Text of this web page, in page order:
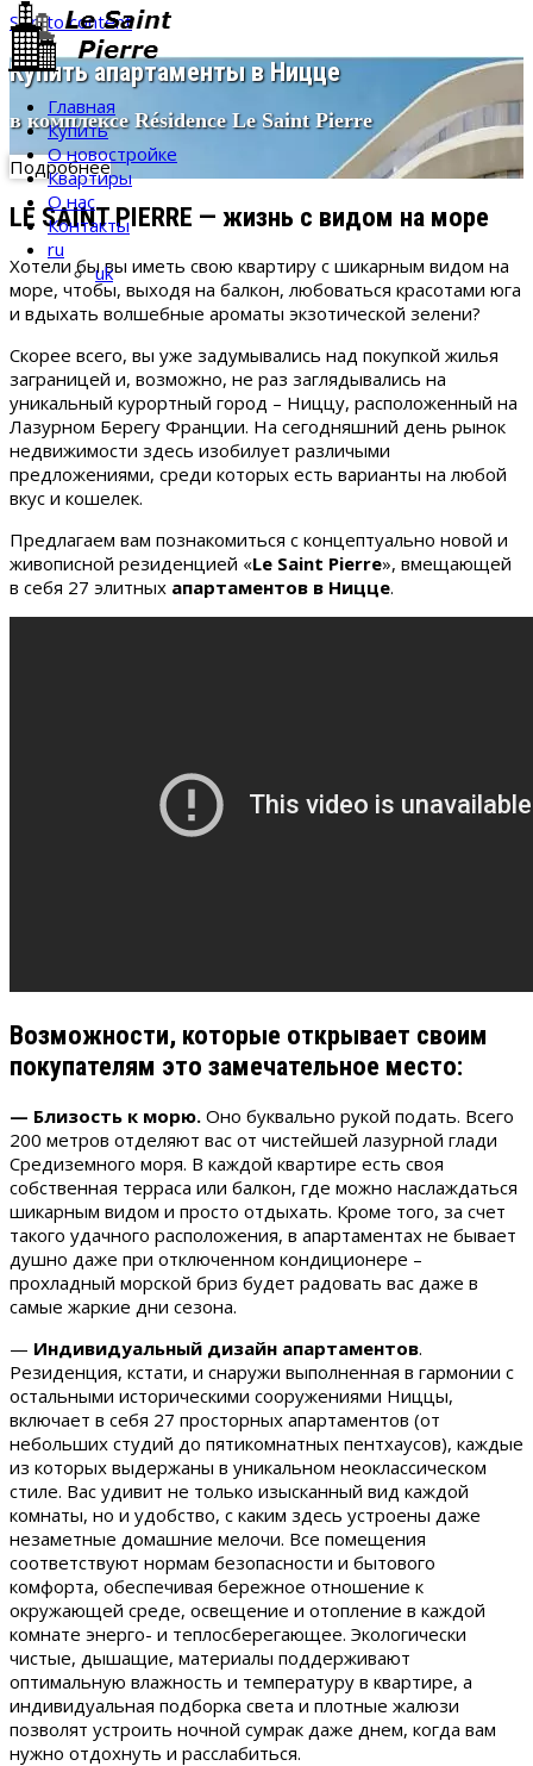
Skip to content
Главная
Купить
О новостройке
Квартиры
О нас
Контакты
ru
uk
Купить апартаменты в Ницце
в комплексе Résidence Le Saint Pierre
Подробнее
LE SAINT PIERRE — жизнь с видом на море
Хотели бы вы иметь свою квартиру с шикарным видом на
море, чтобы, выходя на балкон, любоваться красотами юга
и вдыхать волшебные ароматы экзотической зелени?
Скорее всего, вы уже задумывались над покупкой жилья
заграницей и, возможно, не раз заглядывались на
уникальный курортный город – Ниццу, расположенный на
Лазурном Берегу Франции. На сегодняшний день рынок
недвижимости здесь изобилует различыми
предложениями, среди которых есть варианты на любой
вкус и кошелек.
Предлагаем вам познакомиться с концептуально новой и
живописной резиденцией «Le Saint Pierre», вмещающей
в себя 27 элитных апартаментов в Ницце.
Возможности, которые открывает своим
покупателям это замечательное место:
— Близость к морю. Оно буквально рукой подать. Всего
200 метров отделяют вас от чистейшей лазурной глади
Средиземного моря. В каждой квартире есть своя
собственная терраса или балкон, где можно наслаждаться
шикарным видом и просто отдыхать. Кроме того, за счет
такого удачного расположения, в апартаментах не бывает
душно даже при отключенном кондиционере –
прохладный морской бриз будет радовать вас даже в
самые жаркие дни сезона.
— Индивидуальный дизайн апартаментов.
Резиденция, кстати, и снаружи выполненная в гармонии с
остальными историческими сооружениями Ниццы,
включает в себя 27 просторных апартаментов (от
небольших студий до пятикомнатных пентхаусов), каждые
из которых выдержаны в уникальном неоклассическом
стиле. Вас удивит не только изысканный вид каждой
комнаты, но и удобство, с каким здесь устроены даже
незаметные домашние мелочи. Все помещения
соответствуют нормам безопасности и бытового
комфорта, обеспечивая бережное отношение к
окружающей среде, освещение и отопление в каждой
комнате энерго- и теплосберегающее. Экологически
чистые, дышащие, материалы поддерживают
оптимальную влажность и температуру в квартире, а
индивидуальная подборка света и плотные жалюзи
позволят устроить ночной сумрак даже днем, когда вам
нужно отдохнуть и расслабиться.